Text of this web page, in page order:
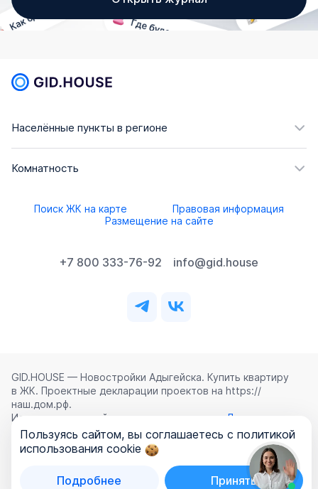
Населённые пункты в регионе
Комнатность
Поиск ЖК на карте
Правовая информация
Размещение на сайте
+7 800 333-76-92 info@gid.house
GID.HOUSE — Новостройки Адыгейска. Купить квартиру
в ЖК. Проектные декларации проектов на https://
наш.дом.рф.
Использование сайта означает согласие с
Лицензионным
соглашением
,Политикой конфиденциальностии
Политикой обработки персональных данных
ООО «ГИД.ХАУЗ»
Пользуясь сайтом, вы соглашаетесь с политикой
использования cookie
Подробнее Принять